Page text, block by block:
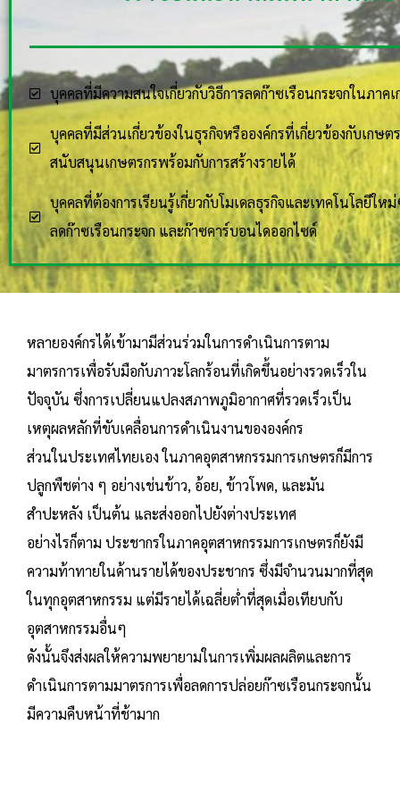
บุคคลที่มีความสนใจเกี่ยวกับวิธีการลดก๊าซเรือนกระจกในภาค
บุคคลที่มีส่วนเกี่ยวข้องในธุรกิจหรือองค์กรที่เกี่ยวข้องกับเกษต
สนับสนุนเกษตรกรพร้อมกับการสร้างรายได้
บุคคลที่ต้องการเรียนรู้เกี่ยวกับโมเดลธุรกิจและเทคโนโลยีให
ลดก๊าซเรือนกระจก และก๊าซคาร์บอนไดออกไซด์
หลายองค์กรได้เข้ามามีส่วนร่วมในการดำเนินการตาม
มาตรการเพื่อรับมือกับภาวะโลกร้อนที่เกิดขึ้นอย่างรวดเร็วใน
ปัจจุบัน ซึ่งการเปลี่ยนแปลงสภาพภูมิอากาศที่รวดเร็วเป็น
เหตุผลหลักที่ขับเคลื่อนการดำเนินงานขององค์กร
ส่วนในประเทศไทยเอง ในภาคอุตสาหกรรมการเกษตรก็มีการ
ปลูกพืชต่าง ๆ อย่างเช่นข้าว, อ้อย, ข้าวโพด, และมัน
สำปะหลัง เป็นต้น และส่งออกไปยังต่างประเทศ
อย่างไรก็ตาม ประชากรในภาคอุตสาหกรรมการเกษตรก็ยังมี
ความท้าทายในด้านรายได้ของประชากร ซึ่งมีจำนวนมากที่สุด
ในทุกอุตสาหกรรม แต่มีรายได้เฉลี่ยต่ำที่สุดเมื่อเทียบกับ
อุตสาหกรรมอื่นๆ
ดังนั้นจึงส่งผลให้ความพยายามในการเพิ่มผลผลิตและการ
ดำเนินการตามมาตรการเพื่อลดการปล่อยก๊าซเรือนกระจกนั้น
มีความคืบหน้าที่ช้ามาก